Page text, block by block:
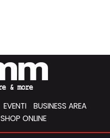
EVENTI
BUSINESS AREA
SHOP ONLINE